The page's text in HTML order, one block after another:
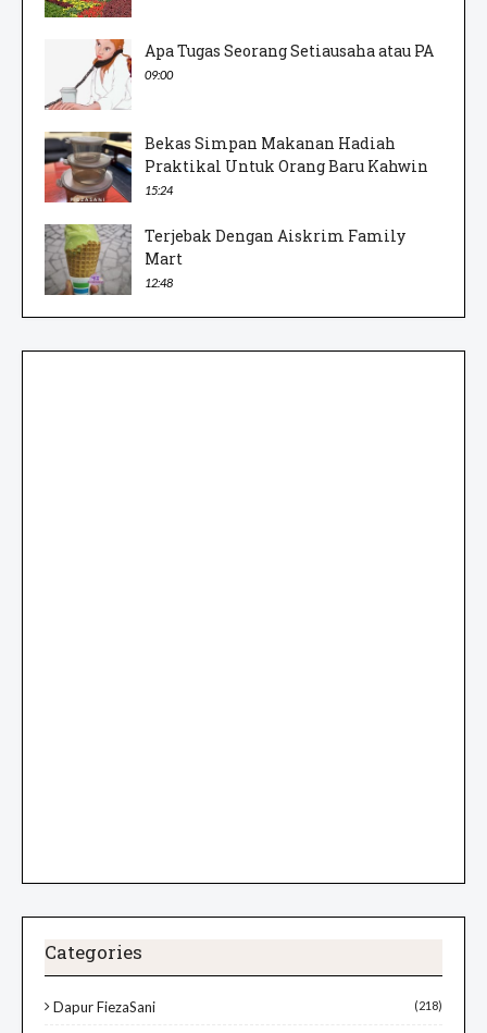
Apa Tugas Seorang Setiausaha atau PA
09:00
Bekas Simpan Makanan Hadiah
Praktikal Untuk Orang Baru Kahwin
15:24
Terjebak Dengan Aiskrim Family
Mart
12:48
Categories
Dapur FiezaSani (218)